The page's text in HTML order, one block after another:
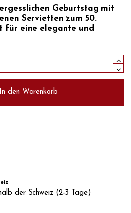
Geburtstag mit
Servietten zum 50.
für eine elegante und
In den Warenkorb
der Schweiz (2-3 Tage)